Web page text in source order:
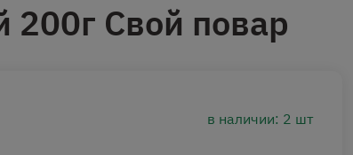
200г Свой повар
в наличии: 2 шт